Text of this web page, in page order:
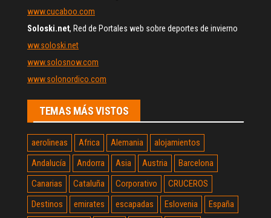
www.cucaboo.com
Soloski.net, Red de Portales web sobre deportes de invierno
ww.soloski.net
www.solosnow.com
www.solonordico.com
TEMAS MÁS VISTOS
aerolineas Africa Alemania
alojamientos
Andalucía
Andorra Asia Austria
Barcelona
Canarias
Cataluña Corporativo
CRUCEROS
Destinos
emirates escapadas Eslovenia
España